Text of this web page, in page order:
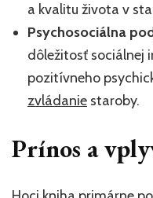
a kvalitu života v
Psychosociálna
dôležitosť sociálnej
pozitívneho
zvládanie staroby.
Prínos a